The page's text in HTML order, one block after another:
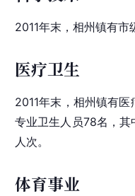
2011年末，相州镇有
医疗卫生
2011年末，相州镇有
专业卫生人员78名，
人次。
体育事业